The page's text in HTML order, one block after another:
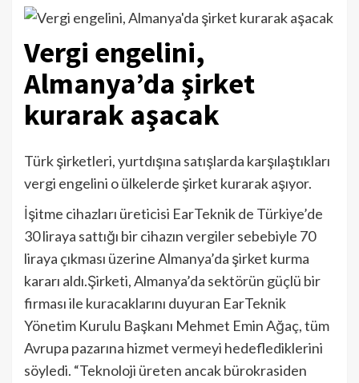
Vergi engelini,
Almanya’da şirket
kurarak aşacak
Türk şirketleri, yurtdışına satışlarda karşılaştıkları
vergi engelini o ülkelerde şirket kurarak aşıyor.
İşitme cihazları üreticisi EarTeknik de Türkiye’de
30 liraya sattığı bir cihazın vergiler sebebiyle 70
liraya çıkması üzerine Almanya’da şirket kurma
kararı aldı.Şirketi, Almanya’da sektörün güçlü bir
firması ile kuracaklarını duyuran EarTeknik
Yönetim Kurulu Başkanı Mehmet Emin Ağaç, tüm
Avrupa pazarına hizmet vermeyi hedeflediklerini
söyledi. “Teknoloji üreten ancak bürokrasiden